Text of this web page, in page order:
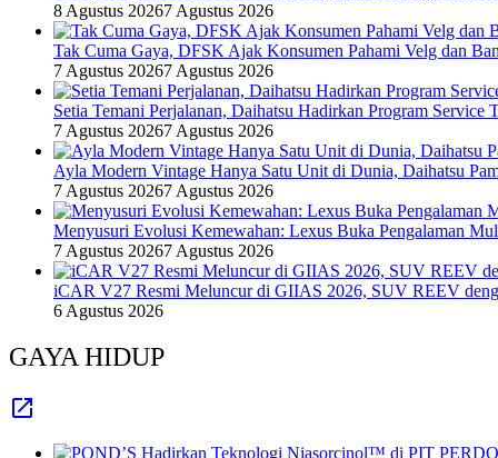
8 Agustus 20267 Agustus 2026
Tak Cuma Gaya, DFSK Ajak Konsumen Pahami Velg dan
7 Agustus 20267 Agustus 2026
Setia Temani Perjalanan, Daihatsu Hadirkan Program
7 Agustus 20267 Agustus 2026
Ayla Modern Vintage Hanya Satu Unit di Dunia, Daihatsu
7 Agustus 20267 Agustus 2026
Menyusuri Evolusi Kemewahan: Lexus Buka Pengalaman
7 Agustus 20267 Agustus 2026
iCAR V27 Resmi Meluncur di GIIAS 2026, SUV REEV
6 Agustus 2026
GAYA HIDUP